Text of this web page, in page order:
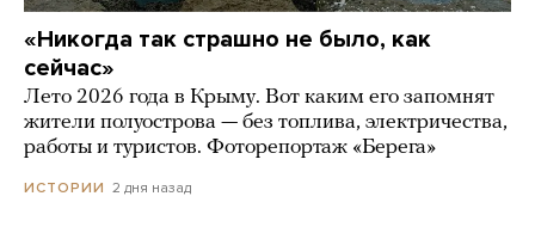
«Никогда так страшно не было, как
сейчас»
Лето 2026 года в Крыму. Вот каким его запомнят
жители полуострова — без топлива, электричества,
работы и туристов. Фоторепортаж «Берега»
ИСТОРИИ 2 дня назад